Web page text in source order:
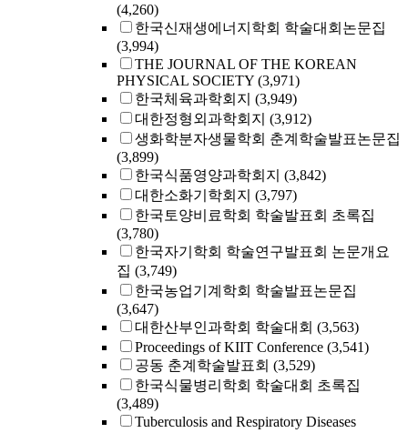
(4,260)
한국신재생에너지학회 학술대회논문집
(3,994)
THE JOURNAL OF THE KOREAN
PHYSICAL SOCIETY (3,971)
한국체육과학회지 (3,949)
대한정형외과학회지 (3,912)
생화학분자생물학회 춘계학술발표논문집
(3,899)
한국식품영양과학회지 (3,842)
대한소화기학회지 (3,797)
한국토양비료학회 학술발표회 초록집
(3,780)
한국자기학회 학술연구발표회 논문개요
집 (3,749)
한국농업기계학회 학술발표논문집
(3,647)
대한산부인과학회 학술대회 (3,563)
Proceedings of KIIT Conference (3,541)
공동 춘계학술발표회 (3,529)
한국식물병리학회 학술대회 초록집
(3,489)
Tuberculosis and Respiratory Diseases